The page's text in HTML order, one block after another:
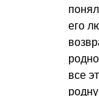
его
все